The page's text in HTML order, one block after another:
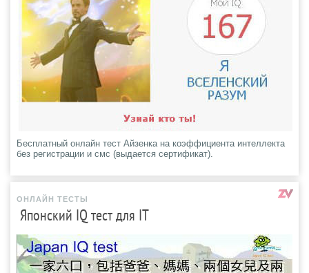
Бесплатный онлайн тест Айзенка на коэффициента интеллекта
без регистрации и смс (выдается сертификат).
ОНЛАЙН ТЕСТЫ
Японский IQ тест для IT